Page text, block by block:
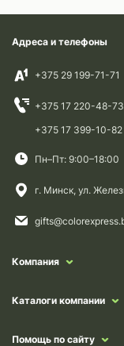
Адреса и телефоны
+375 29 199-71-71
+375 17 220-48-
+375 17 399-10-82
Пн–Пт: 9:00–18:00
г. Минск, ул.
Компания
Каталоги компании
Помощь по сайту